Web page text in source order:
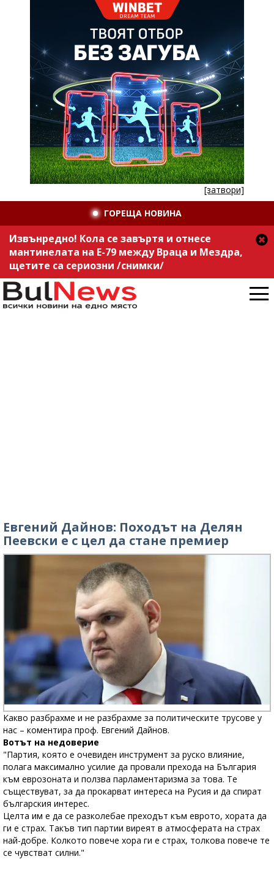
[затвори]
ГОРЕЩА НОВИНА
Извънредно! Кола се завъртя и отнесе
мантинелата на Е-79 между Враца и Мездра,
щетите са сериозни /снимки/
Евгений Дайнов: Походът на Делян
Пеевски е с цел да стане премиер
Какво разбрахме и не разбрахме за политическите трусове у
нас – коментира проф. Евгений Дайнов.
Вотът на недоверие
"Партия, която е очевиден инструмент за руско влияние,
полага максимално усилие да провали прехода на България
към еврозоната и ползва парламентаризма за това. Те
съществуват, за да прокарват интереса на Русия и да спират
българския интерес.
Целта им е да се разколебае преходът към еврото, хората да
ги е страх. Такъв тип партии виреят в атмосферата на страх
най-добре. Колкото повече хора ги е страх, толкова повече те
се чувстват силни."